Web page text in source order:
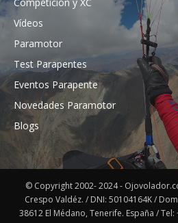
Competición y XC
Vídeos
Paramotor
Test Parapentes
Eventos Parapente
Novedades Paramotor
Blogs
© Copyright 2002- 2024 -
Crespo Valdéz. / DNI: 50104164K /
38612 El Médano, Tenerife. España /